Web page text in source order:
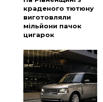
краденого тютюну
виготовляли
мільйони пачок
цигарок